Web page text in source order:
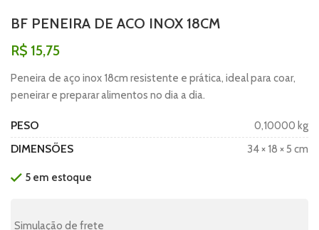
BF PENEIRA DE ACO INOX 18CM
R$ 15,75
Peneira de aço inox 18cm resistente e prática, ideal para coar,
peneirar e preparar alimentos no dia a dia.
PESO 0,10000 kg
DIMENSÕES 34 × 18 × 5 cm
5 em estoque
Simulação de frete